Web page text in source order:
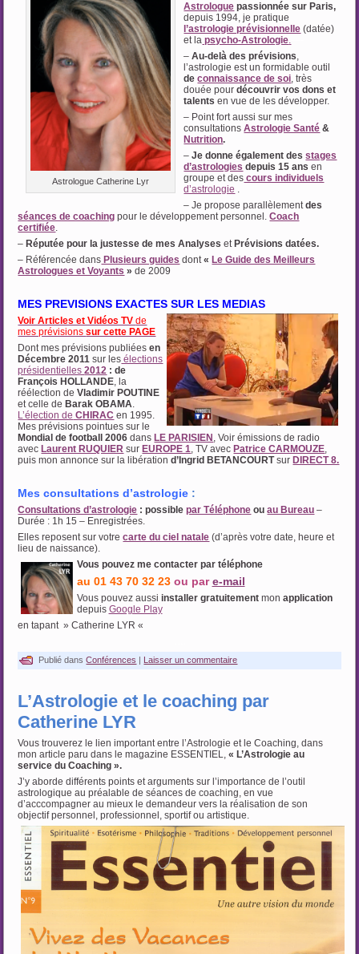
Astrologue Catherine Lyr
Astrologue passionnée sur Paris,
depuis 1994, je pratique
l’astrologie prévisionnelle (datée)
et la psycho-Astrologie.
–Au-delà des prévisions,
l’astrologie est un formidable outil
deconnaissance de soi, très
douée pourdécouvrir vos dons et
talents en vue de les développer.
– Point fort aussi sur mes
consultations Astrologie Santé &
Nutrition.
–Je donne également desstages
d’astrologies depuis 15 ans en
groupe et des cours individuels
d’astrologie .
– Je propose parallèlementdes
séances de coaching pour le développement personnel.Coach
certifiée.
– Réputée pour la justesse de mes Analyses etPrévisions datées.
– Référencée dans Plusieurs guides dont« Le Guide des Meilleurs
Astrologues et Voyants » de 2009
MES PREVISIONS EXACTES SUR LES MEDIAS
Voir Articles et Vidéos TVde
mes prévisionssur cette PAGE
Dont mes prévisions publiéesen
Décembre 2011sur les élections
présidentielles2012 : de
François HOLLANDE, la
réélection deVladimir POUTINE
et celle de Barak OBAMA.
L’élection de CHIRAC en 1995.
Mes prévisions pointues sur le
Mondial de football 2006 dans LE PARISIEN , Voir émissions de radio
avec Laurent RUQUIER sur EUROPE 1, TV avec Patrice CARMOUZE,
puis mon annonce sur la libérationd’Ingrid BETANCOURTsur DIRECT 8.
Mes consultations d’astrologie :
Consultations d’astrologie : possiblepar Téléphone ouau Bureau –
Durée : 1h 15 – Enregistrées.
Elles reposent sur votrecarte du ciel natale (d’après votre date, heure et
lieu de naissance).
Vous pouvez me contacter par téléphone
au 01 43 70 32 23ou pare-mail
Vous pouvez aussi installer gratuitement mon application
depuis Google Play
en tapant » Catherine LYR «
Publié dans Conférences Laisser un commentaire
L’Astrologie et le coaching par
Catherine LYR
Vous trouverez le lien important entre l’Astrologie et le Coaching, dans
mon article paru dans le magazine ESSENTIEL,« L’Astrologie au
service du Coaching ».
J’y aborde différents points et arguments sur l’importance de l’outil
astrologique au préalable de séances de coaching, en vue
d’acccompagner au mieux le demandeur vers la réalisation de son
objectif personnel, professionnel, sportif ou artistique.